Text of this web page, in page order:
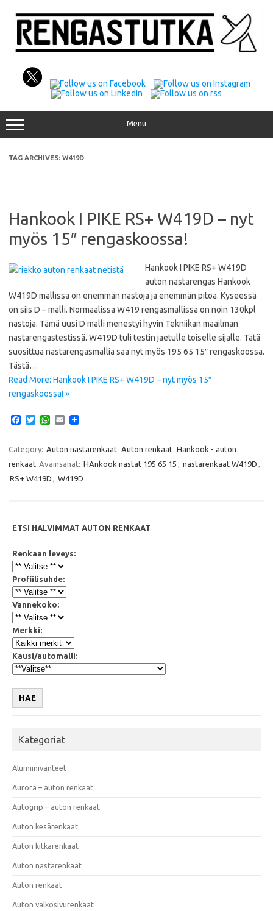
content
Menu
TAG ARCHIVES: W419D
Hankook I PIKE RS+ W419D – nyt
myös 15″ rengaskoossa!
Hankook I PIKE RS+ W419D
auton nastarengas Hankook
W419D mallissa on enemmän nastoja ja enemmän pitoa. Kyseessä
on siis D – malli. Normaalissa W419 rengasmallissa on noin 130kpl
nastoja. Tämä uusi D malli menestyi hyvin Tekniikan maailman
nastarengastestissä. W419D tuli testin jaetulle toiselle sijalle. Tätä
suosittua nastarengasmallia saa nyt myös 195 65 15″ rengaskoossa.
Tästä…
Read More: Hankook I PIKE RS+ W419D – nyt myös 15″
rengaskoossa! »
e
b
o
o
T
t
e
r
W
t
s
A
p
E
i
Category: Auton nastarenkaat Auton renkaat Hankook - auton
renkaat Avainsanat: HAnkook nastat 195 65 15 nastarenkaat W419D
RS+ W419D
W419D
ETSI HALVIMMAT AUTON RENKAAT
Renkaan leveys:
Profiilisuhde:
Vannekoko:
Merkki:
Kausi/automalli:
HAE
Kategoriat
Alumiinivanteet
Aurora – auton renkaat
Autogrip – auton renkaat
Auton kesärenkaat
Auton kitkarenkaat
Auton nastarenkaat
Auton renkaat
Auton valkosivurenkaat